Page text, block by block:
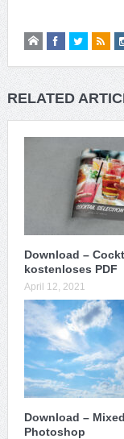
RELATED
Download –
kostenloses PDF
April 12, 2021
Download –
Photoshop